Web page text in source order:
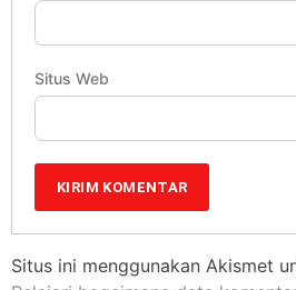
Situs Web
Situs ini menggunakan Akismet